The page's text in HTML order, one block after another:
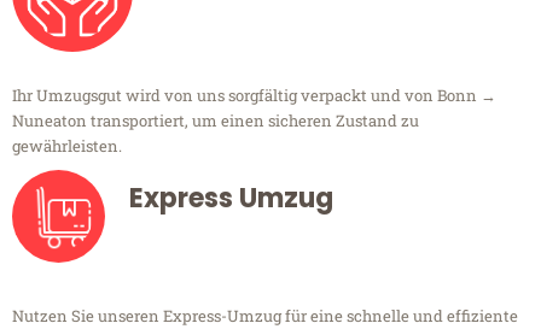
Ihr Umzugsgut wird von uns sorgfältig verpackt und von Bonn →
Nuneaton transportiert, um einen sicheren Zustand zu
gewährleisten.
Express Umzug
Nutzen Sie unseren Express-Umzug für eine schnelle und effiziente